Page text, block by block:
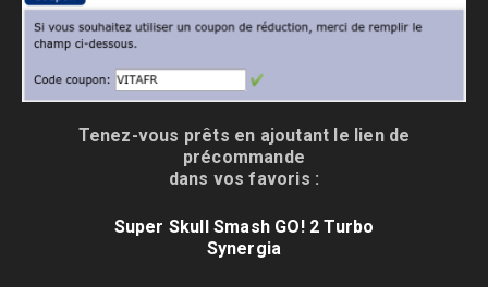
Tenez-vous prêts en ajoutant le lien de
précommande
dans vos favoris :
Super Skull Smash GO! 2 Turbo
Synergia